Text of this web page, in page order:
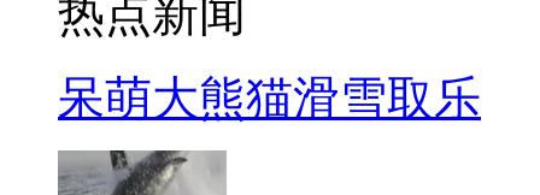
热点新闻
呆萌大熊猫滑雪取乐